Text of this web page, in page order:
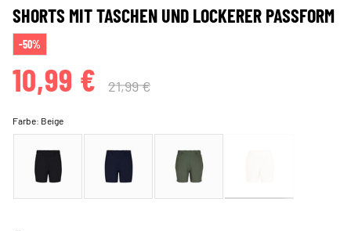
SHORTS MIT TASCHEN UND LOCKERER PASSFORM
-50%
10,99 € 21,99 €
Farbe: Beige